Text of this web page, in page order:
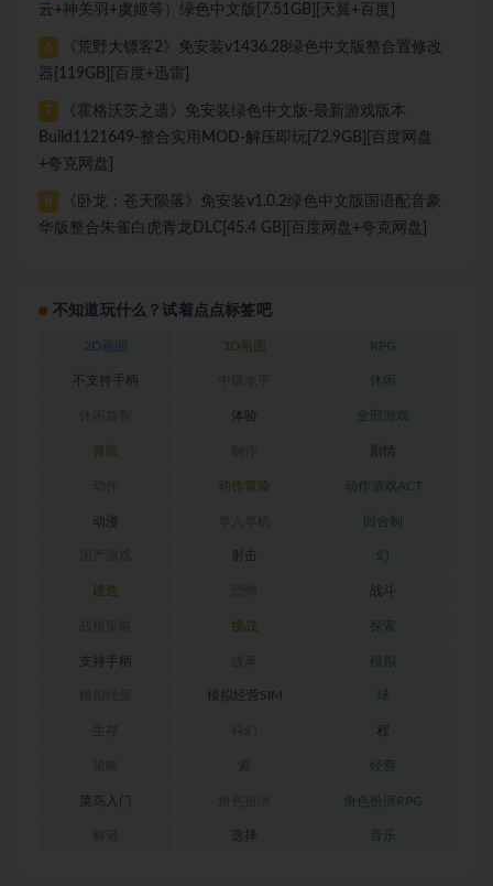
云+神关羽+虞姬等）绿色中文版[7.51GB][天翼+百度]
6
《荒野大镖客2》免安装v1436.28绿色中文版整合置修改
器[119GB][百度+迅雷]
7
《霍格沃茨之遗》免安装绿色中文版-最新游戏版本
Build1121649-整合实用MOD-解压即玩[72.9GB][百度网盘
+夸克网盘]
8
《卧龙：苍天陨落》免安装v1.0.2绿色中文版国语配音豪
华版整合朱雀白虎青龙DLC[45.4 GB][百度网盘+夸克网盘]
不知道玩什么？试着点点标签吧
2D画面 3D画面 RPG
不支持手柄 休闲
体验 全部游戏
冒险 剧情
动作冒险 动作游戏ACT
动漫 回合制
射击 幻
建造 战斗
挑战 探索
支持手柄 模拟
模拟经营SIM 球
生存 程
索 经营
菜鸟入门 角色扮演RPG
选择 音乐